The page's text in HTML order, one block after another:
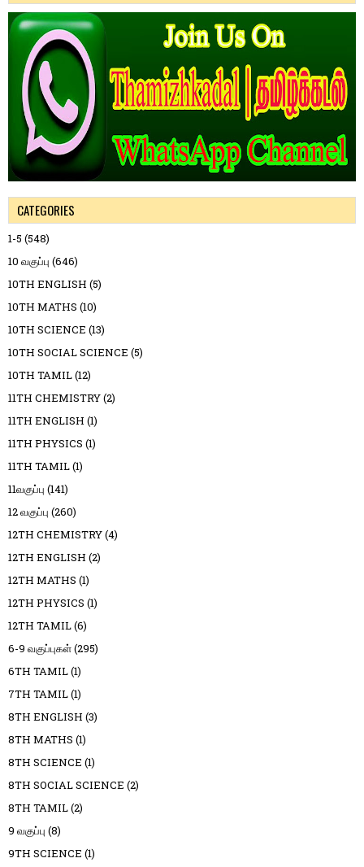
CATEGORIES
1-5 (548)
10 வகுப்பு (646)
10TH ENGLISH (5)
10TH MATHS (10)
10TH SCIENCE (13)
10TH SOCIAL SCIENCE (5)
10TH TAMIL(12)
11TH CHEMISTRY(2)
11TH ENGLISH (1)
11TH PHYSICS (1)
11TH TAMIL(1)
11வகுப்பு (141)
12 வகுப்பு (260)
12TH CHEMISTRY(4)
12TH ENGLISH (2)
12TH MATHS (1)
12TH PHYSICS (1)
12TH TAMIL(6)
6-9 வகுப்புகள்(295)
6TH TAMIL(1)
7TH TAMIL(1)
8TH ENGLISH (3)
8TH MATHS (1)
8TH SCIENCE (1)
8TH SOCIAL SCIENCE (2)
8TH TAMIL(2)
9 வகுப்பு (8)
9TH SCIENCE (1)